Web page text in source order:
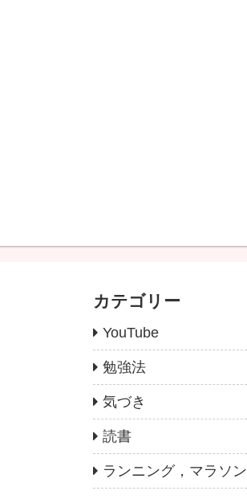
カテゴリー
YouTube
勉強法
気づき
読書
ランニング，マラソン